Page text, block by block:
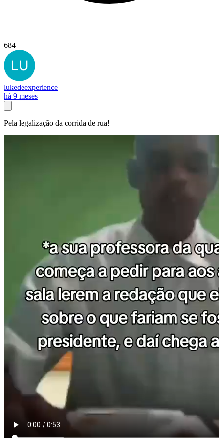
684
lukedeexperience
há 9 meses
Pela legalização da corrida de rua!